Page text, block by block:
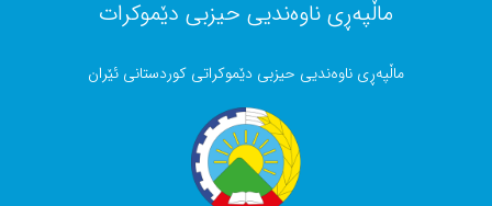
ماڵپەڕی ناوەندیی حیزبی دێموکرات
ماڵپەڕی ناوەندیی حیزبی دێموکراتی کوردستانی ئێران